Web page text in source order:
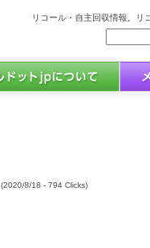
リコール・自主回収情報。リ
(2020/8/18 - 794 Clicks)